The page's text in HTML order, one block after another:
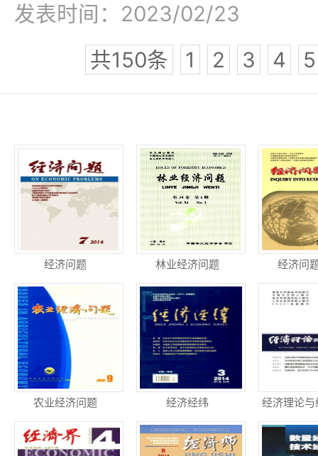
发表时间：2023/02/23
共150条
1 2 3 4 5
经济问题 林业经济问题 经济问
农业经济问题 经济经纬 经济理论